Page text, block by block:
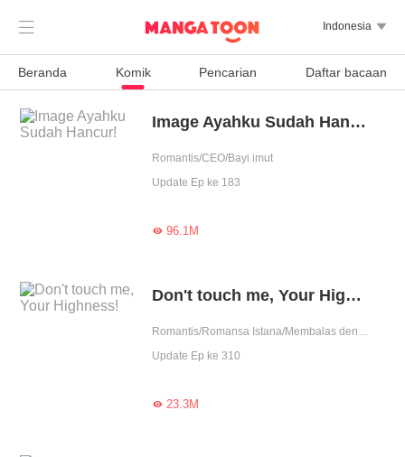
 Indonesia 
Beranda Komik Pencarian Daftar bacaan
Image Ayahku Sudah Hancur!
Romantis/CEO/Bayi imut
Update Ep ke 183
96.1M
Don't touch me, Your Highness!
Romantis/Romansa Istana/Membalas dendam
Update Ep ke 310
23.3M